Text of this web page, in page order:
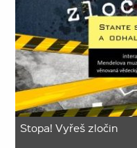
Stopa! Vyřeš zločin